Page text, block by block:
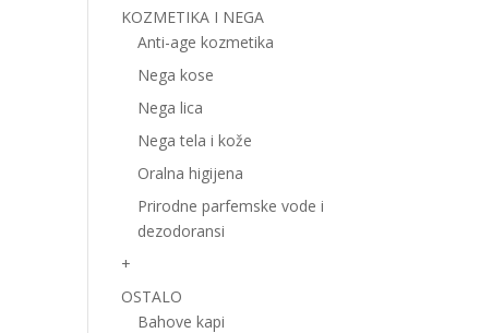
KOZMETIKA I NEGA
Anti-age kozmetika
Nega kose
Nega lica
Nega tela i kože
Oralna higijena
Prirodne parfemske vode i
dezodoransi
+
OSTALO
Bahove kapi